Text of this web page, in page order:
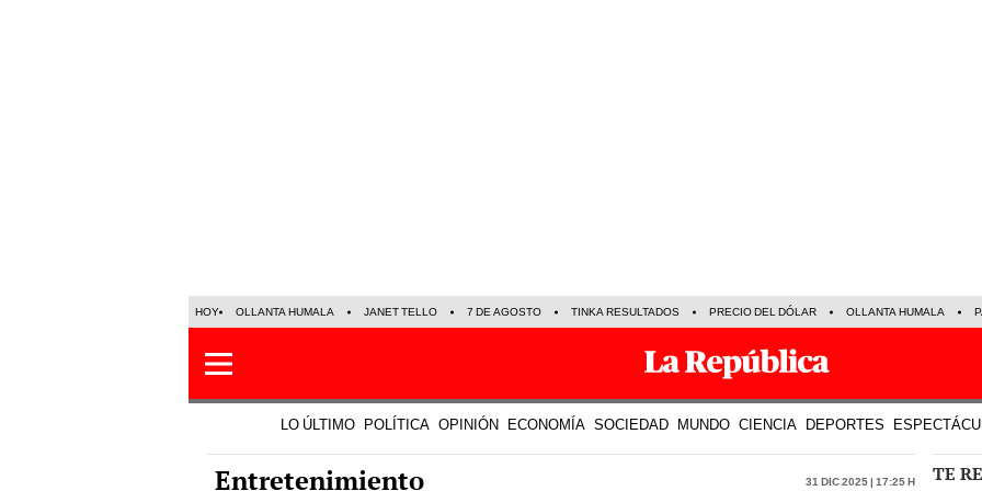
LO ÚLTIMO POLÍTICA OPINIÓN ECONOMÍA SOCIEDAD MUNDO CIENCIA DEPORTES
Entretenimiento 31 Dic 2025 | 17:25 h TE